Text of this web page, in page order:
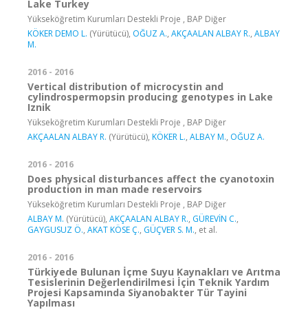
Lake Turkey
Yükseköğretim Kurumları Destekli Proje , BAP Diğer
KÖKER DEMO L. (Yürütücü), OĞUZ A., AKÇAALAN ALBAY R., ALBAY
M.
2016 - 2016
Vertical distribution of microcystin and
cylindrospermopsin producing genotypes in Lake
Iznik
Yükseköğretim Kurumları Destekli Proje , BAP Diğer
AKÇAALAN ALBAY R. (Yürütücü), KÖKER L., ALBAY M., OĞUZ A.
2016 - 2016
Does physical disturbances affect the cyanotoxin
production in man made reservoirs
Yükseköğretim Kurumları Destekli Proje , BAP Diğer
ALBAY M. (Yürütücü), AKÇAALAN ALBAY R., GÜREVİN C.,
GAYGUSUZ Ö., AKAT KÖSE Ç., GÜÇVER S. M., et al.
2016 - 2016
Türkiyede Bulunan İçme Suyu Kaynakları ve Arıtma
Tesislerinin Değerlendirilmesi İçin Teknik Yardım
Projesi Kapsamında Siyanobakter Tür Tayini
Yapılması